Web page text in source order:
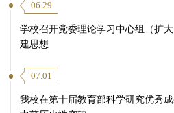
06.29
学校召开党委理论学习中心组（扩
建思想
07.01
我校在第十届教育部科学研究优秀